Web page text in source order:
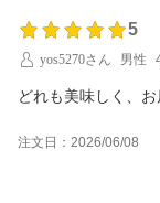
5
yos5270さん
男性
どれも美味しく、お
注文日：2026/06/08